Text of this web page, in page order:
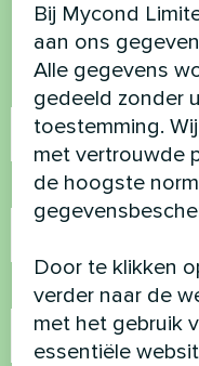
Neem contact
Naam
Telefoonnummer
E-mail
Bij Mycond
aan ons
Alle gegevens
gedeeld zonder
toestemming.
met vertrouwde
de hoogste
Door te klikken
verder naar de
met het gebruik
essentiële